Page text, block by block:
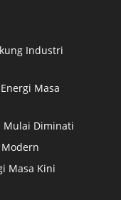
Industri
Masa
Mulai Diminati
Masa Kini